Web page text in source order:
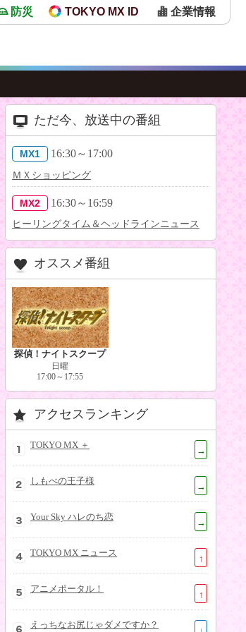
防災 TOKYO MX ID 企業情報
ただ今、放送中の番組
MX1 16:30～17:00
ＭＸショッピング
MX2 16:30～16:59
ヒーリングタイム＆ヘッドラインニュース
オススメ番組
探偵！ナイトスクープ
日曜
17:00～17:55
アクセスランキング
TOKYO MX ＋
→
しもべの王子様
→
Your Sky ハレのち恋
→
TOKYO MX ニュース
↑
アニメポータル！
↑
えっちなお尻じゃダメですか？